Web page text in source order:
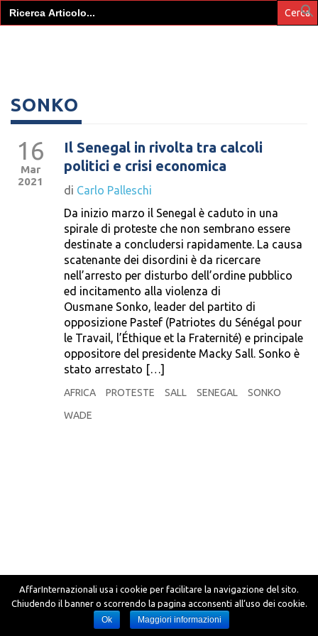
Search
for:
SONKO
16
Mar
2021
Il Senegal in rivolta tra calcoli
politici e crisi economica
di Carlo Palleschi
Da inizio marzo il Senegal è caduto in una
spirale di proteste che non sembrano essere
destinate a concludersi rapidamente. La causa
scatenante dei disordini è da ricercare
nell’arresto per disturbo dell’ordine pubblico
ed incitamento alla violenza di
Ousmane Sonko, leader del partito di
opposizione Pastef (Patriotes du Sénégal pour
le Travail, l’Éthique et la Fraternité) e principale
oppositore del presidente Macky Sall. Sonko è
stato arrestato […]
AFRICA PROTESTE SALL SENEGAL
SONKO
WADE
AffarInternazionali usa i cookie per facilitare la navigazione del sito.
Chiudendo il banner o scorrendo la pagina acconsenti all’uso dei cookie.
Ok
Maggiori informazioni